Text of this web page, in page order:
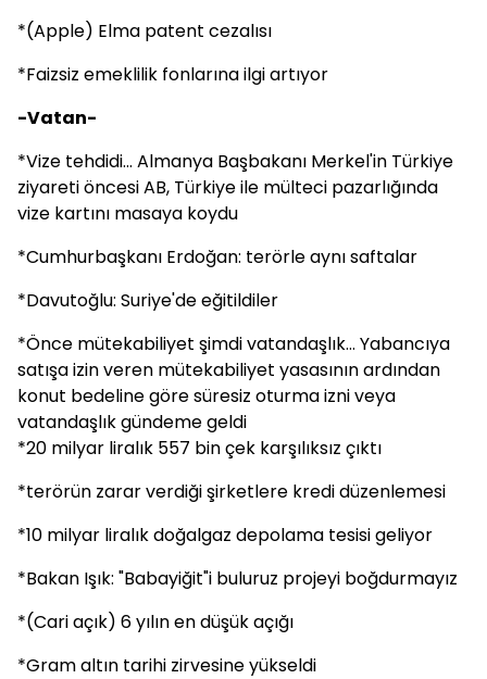
*(Apple) Elma patent cezalısı
*Faizsiz emeklilik fonlarına ilgi artıyor
-Vatan-
*Vize tehdidi... Almanya Başbakanı Merkel'in Türkiye
ziyareti öncesi AB, Türkiye ile mülteci pazarlığında
vize kartını masaya koydu
*Cumhurbaşkanı Erdoğan: terörle aynı saftalar
*Davutoğlu: Suriye'de eğitildiler
*Önce mütekabiliyet şimdi vatandaşlık... Yabancıya
satışa izin veren mütekabiliyet yasasının ardından
konut bedeline göre süresiz oturma izni veya
vatandaşlık gündeme geldi
*20 milyar liralık 557 bin çek karşılıksız çıktı
*terörün zarar verdiği şirketlere kredi düzenlemesi
*10 milyar liralık doğalgaz depolama tesisi geliyor
*Bakan Işık: "Babayiğit"i buluruz projeyi boğdurmayız
*(Cari açık) 6 yılın en düşük açığı
*Gram altın tarihi zirvesine yükseldi